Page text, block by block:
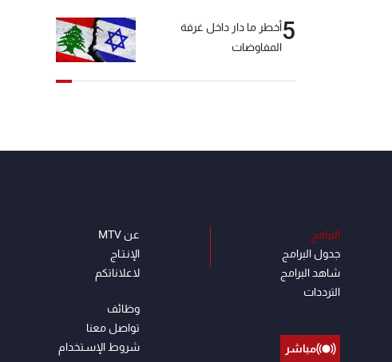
5أخطر ما دار داخل غرفة
المفاوضات
البرامج
جدول البرامج
شاهد البرامج
الترددات
مباشر
عن MTV
الإنـتـاج
لاعلاناتكم
وظائف
تواصل معنا
شروط الإسـتخدام